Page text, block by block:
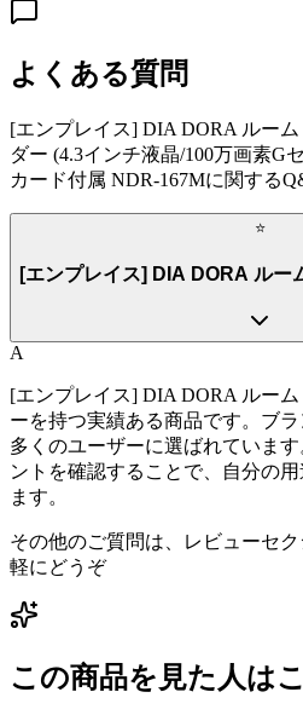
よくある質問
[エンプレイス] DIA DORA ルー
ダー (4.3インチ液晶/100万画素G
カード付属 NDR-167Mに関する
⭐
[エンプレイス] DIA DORA ルー
A
[エンプレイス] DIA DORA ルーム
ーを持つ実績ある商品です。ブラ
多くのユーザーに選ばれていま
ントを確認することで、自分の
ます。
その他のご質問は、レビューセ
軽にどうぞ
この商品を見た人は